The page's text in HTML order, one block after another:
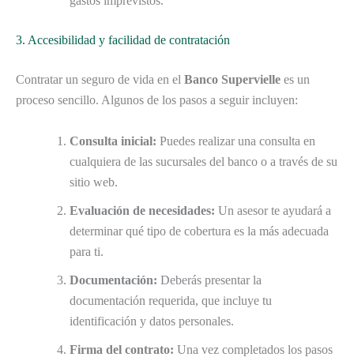
3. Accesibilidad y facilidad de contratación
Contratar un seguro de vida en el Banco Supervielle es un
proceso sencillo. Algunos de los pasos a seguir incluyen:
Consulta inicial: Puedes realizar una consulta en
cualquiera de las sucursales del banco o a través de su
sitio web.
Evaluación de necesidades: Un asesor te ayudará a
determinar qué tipo de cobertura es la más adecuada
para ti.
Documentación: Deberás presentar la
documentación requerida, que incluye tu
identificación y datos personales.
Firma del contrato: Una vez completados los pasos